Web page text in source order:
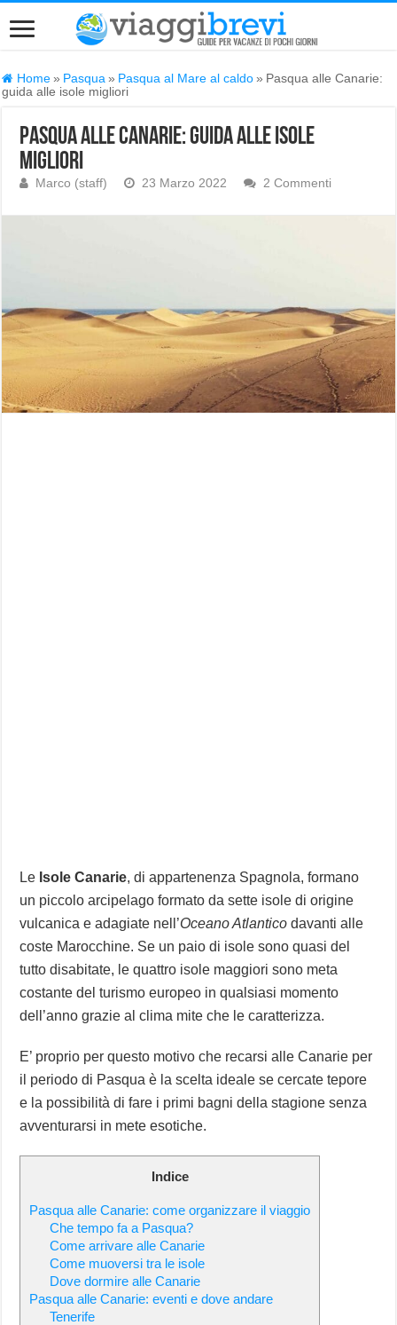
Home » Pasqua » Pasqua al Mare al caldo » Pasqua alle Canarie:
guida alle isole migliori
Pasqua alle Canarie: guida alle isole
migliori
Marco (staff) 23 Marzo 2022 2 Commenti
Le Isole Canarie, di appartenenza Spagnola, formano
un piccolo arcipelago formato da sette isole di origine
vulcanica e adagiate nell’Oceano Atlantico davanti alle
coste Marocchine. Se un paio di isole sono quasi del
tutto disabitate, le quattro isole maggiori sono meta
costante del turismo europeo in qualsiasi momento
dell’anno grazie al clima mite che le caratterizza.
E’ proprio per questo motivo che recarsi alle Canarie per
il periodo di Pasqua è la scelta ideale se cercate tepore
e la possibilità di fare i primi bagni della stagione senza
avventurarsi in mete esotiche.
Indice
Pasqua alle Canarie: come organizzare il viaggio
Che tempo fa a Pasqua?
Come arrivare alle Canarie
Come muoversi tra le isole
Dove dormire alle Canarie
Pasqua alle Canarie: eventi e dove andare
Tenerife